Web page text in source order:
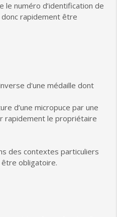
le numéro d’identification de
rapidement être
d'une médaille dont
d’une micropuce par une
rapidement le propriétaire
des contextes particuliers
être obligatoire.